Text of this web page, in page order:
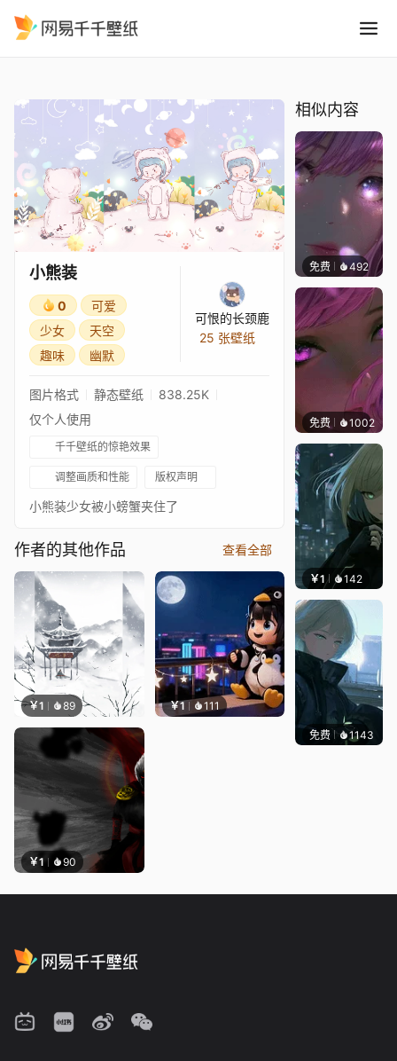
小熊装
0
可爱
少女
天空
趣味
幽默
可恨的长颈鹿
25 张壁纸
图片格式 静态壁纸
838.25K
仅个人使用
千千壁纸的惊艳效果
调整画质和性能 版权声明
小熊装少女被小螃蟹夹住了
作者的其他作品 查看全部
￥1 89 ￥1 111
￥1 90
相似内容
免费 492辰东
免费 1002辰东
￥1 142
免费 1143辰东